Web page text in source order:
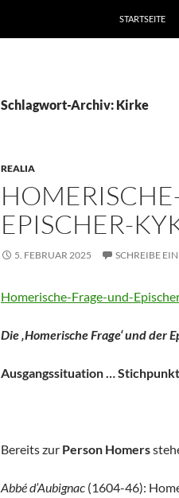
STARTSEITE
Schlagwort-Archiv: Kirke
REALIA
EPISCHER-
5. FEBRUAR 2025 SCHREIBE
Homerische-Frage-und-
Die ‚Homerische Frage‘ und der
Ausgangssituation …
Bereits zur Person Homers
Abbé d’Aubignac (1604-46):